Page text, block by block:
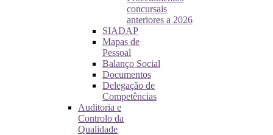
concursais
anteriores a 2026
SIADAP
Mapas de
Pessoal
Balanço Social
Documentos
Delegação de
Competências
Auditoria e
Controlo da
Qualidade